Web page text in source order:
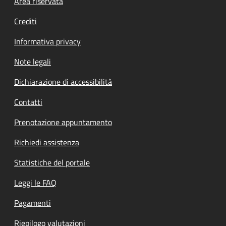
Crediti
Informativa privacy
Note legali
Dichiarazione di accessibilità
Contatti
Prenotazione appuntamento
Richiedi assistenza
Statistiche del portale
Leggi le FAQ
Pagamenti
Riepilogo valutazioni